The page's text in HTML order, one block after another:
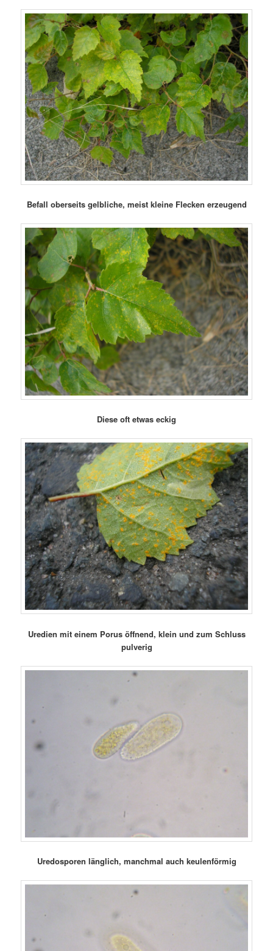
Befall oberseits gelbliche, meist kleine Flecken erzeugend
Diese oft etwas eckig
Uredien mit einem Porus öffnend, klein und zum Schluss
pulverig
Uredosporen länglich, manchmal auch keulenförmig